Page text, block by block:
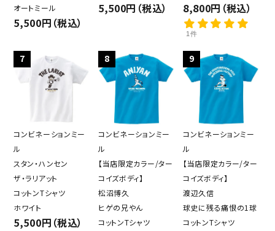
オートミール
5,500円（税込）
5,500円（税込） 8,800円（税込）
1件
7
コンビネーションミー
ル
スタン・ハンセン
ザ・ラリアット
コットンTシャツ
ホワイト
5,500円（税込）
8
コンビネーションミー
ル
【当店限定カラー/ター
コイズボディ】
松沼博久
ヒゲの兄やん
コットンTシャツ
9
コンビネーションミー
ル
【当店限定カラー/ター
コイズボディ】
渡辺久信
球史に残る痛恨の1球
コットンTシャツ